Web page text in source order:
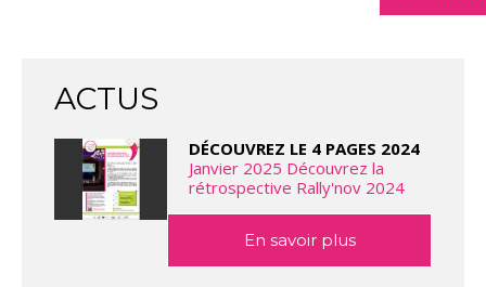
ACTUS
DÉCOUVREZ LE 4 PAGES 2024
Janvier 2025 Découvrez la
rétrospective Rally'nov 2024
En savoir plus